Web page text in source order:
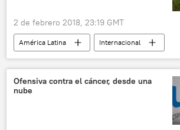
2 de febrero 2018, 23:19 GMT
América Latina
Internacional
Argentina
Mauricio Macri
zonas francas
noticias
Ofensiva contra el cáncer, desde una
nube